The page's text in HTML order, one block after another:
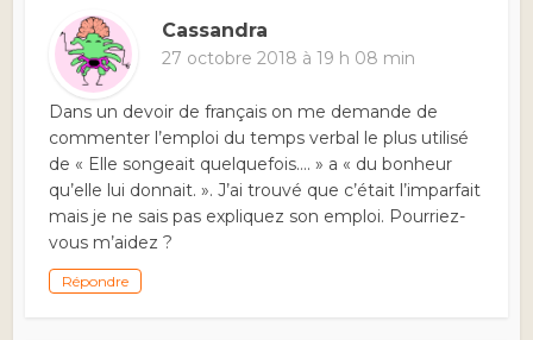
Cassandra
27 octobre 2018 à 19 h 08 min
Dans un devoir de français on me demande de
commenter l’emploi du temps verbal le plus utilisé
de « Elle songeait quelquefois…. » a « du bonheur
qu’elle lui donnait. ». J’ai trouvé que c’était l’imparfait
mais je ne sais pas expliquez son emploi. Pourriez-
vous m’aidez ?
Répondre